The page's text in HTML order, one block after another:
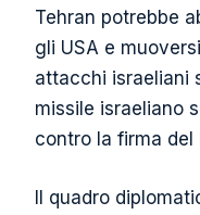
Tehran potrebbe
gli USA e
attacchi israeliani
missile israeliano
contro la firma del
Il quadro